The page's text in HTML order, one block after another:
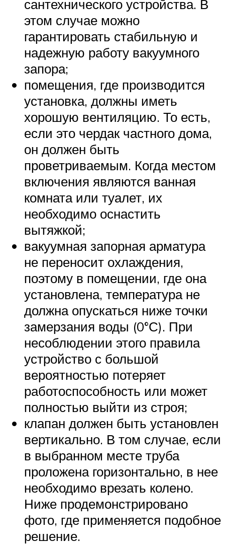
сантехнического устройства. В
этом случае можно
гарантировать стабильную и
надежную работу вакуумного
запора;
помещения, где производится
установка, должны иметь
хорошую вентиляцию. То есть,
если это чердак частного дома,
он должен быть
проветриваемым. Когда местом
включения являются ванная
комната или туалет, их
необходимо оснастить
вытяжкой;
вакуумная запорная арматура
не переносит охлаждения,
поэтому в помещении, где она
установлена, температура не
должна опускаться ниже точки
замерзания воды (0°С). При
несоблюдении этого правила
устройство с большой
вероятностью потеряет
работоспособность или может
полностью выйти из строя;
клапан должен быть установлен
вертикально. В том случае, если
в выбранном месте труба
проложена горизонтально, в нее
необходимо врезать колено.
Ниже продемонстрировано
фото, где применяется подобное
решение.